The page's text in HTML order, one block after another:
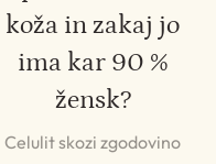
koža in zakaj jo
ima kar 90 %
žensk?
Celulit skozi zgodovino